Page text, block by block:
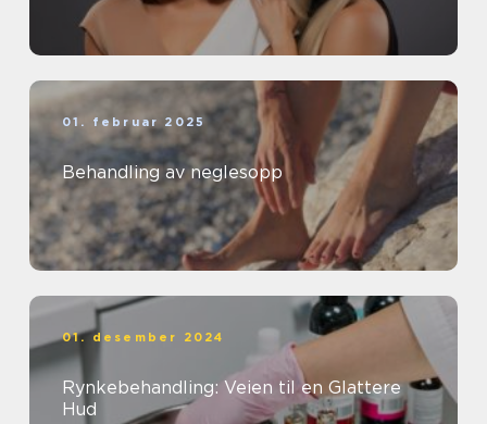
01. februar 2025
Behandling av neglesopp
01. desember 2024
Rynkebehandling: Veien til en Glattere
Hud